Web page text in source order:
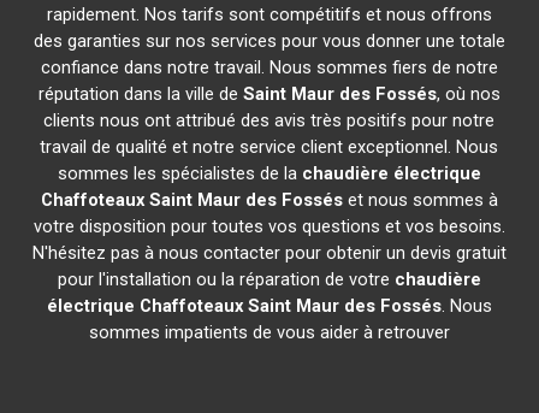
rapidement. Nos tarifs sont compétitifs et nous offrons
des garanties sur nos services pour vous donner une totale
confiance dans notre travail. Nous sommes fiers de notre
réputation dans la ville de Saint Maur des Fossés, où nos
clients nous ont attribué des avis très positifs pour notre
travail de qualité et notre service client exceptionnel. Nous
sommes les spécialistes de la chaudière électrique
Chaffoteaux Saint Maur des Fosséset nous sommes à
votre disposition pour toutes vos questions et vos besoins.
N'hésitez pas à nous contacter pour obtenir un devis gratuit
pour l'installation ou la réparation de votre chaudière
électrique Chaffoteaux Saint Maur des Fossés. Nous
sommes impatients de vous aider à retrouver